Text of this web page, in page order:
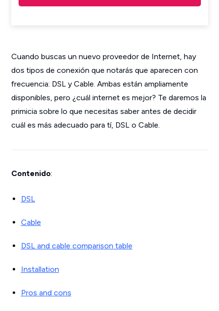
Cuando buscas un nuevo proveedor de Internet, hay
dos tipos de conexión que notarás que aparecen con
frecuencia: DSL y Cable. Ambas están ampliamente
disponibles, pero ¿cuál internet es mejor? Te daremos la
primicia sobre lo que necesitas saber antes de decidir
cuál es más adecuado para tí, DSL o Cable.
Contenido:
DSL
Cable
DSL and cable comparison table
Installation
Pros and cons